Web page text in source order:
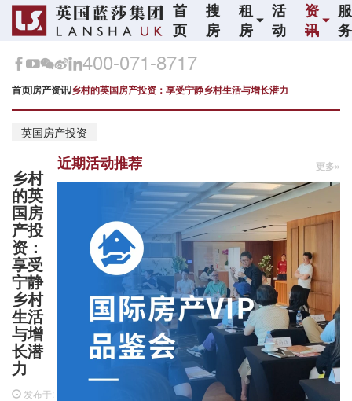
首
页
搜
房
租
房
活
动
资
讯
服
务
400-071-8717
首页房产资讯 乡村的英国房产投资：享受宁静乡村生活与增长潜力
英国房产投资
乡村
的英
国房
产投
资：
享受
宁静
乡村
生活
与增
长潜
力
发布于:
近期活动推荐 更多»